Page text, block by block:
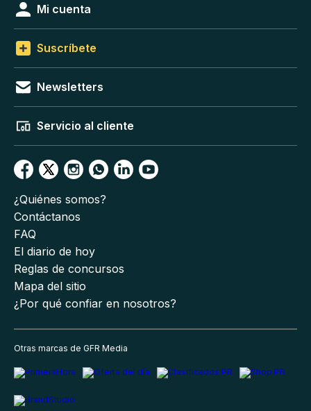
Mi cuenta
Suscríbete
Newsletters
Servicio al cliente
¿Quiénes somos?
Contáctanos
FAQ
El diario de hoy
Reglas de concursos
Mapa del sitio
¿Por qué confiar en nosotros?
Otras marcas de GFR Media